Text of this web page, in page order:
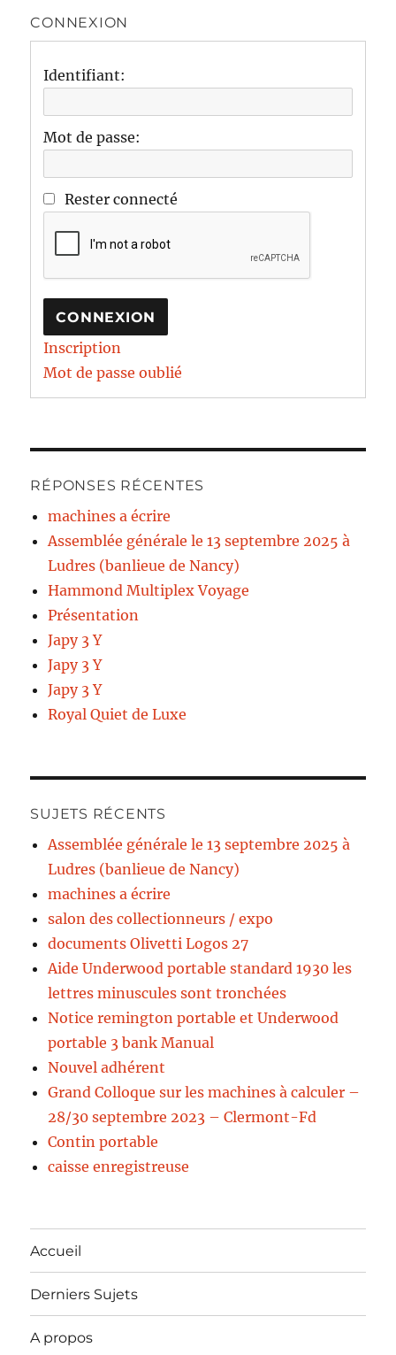
CONNEXION
Identifiant:
Mot de passe:
Rester connecté
CONNEXION
Inscription
Mot de passe oublié
RÉPONSES RÉCENTES
machines a écrire
Assemblée générale le 13 septembre 2025 à
Ludres (banlieue de Nancy)
Hammond Multiplex Voyage
Présentation
Japy 3 Y
Japy 3 Y
Japy 3 Y
Royal Quiet de Luxe
SUJETS RÉCENTS
Assemblée générale le 13 septembre 2025 à
Ludres (banlieue de Nancy)
machines a écrire
salon des collectionneurs / expo
documents Olivetti Logos 27
Aide Underwood portable standard 1930 les
lettres minuscules sont tronchées
Notice remington portable et Underwood
portable 3 bank Manual
Nouvel adhérent
Grand Colloque sur les machines à calculer –
28/30 septembre 2023 – Clermont-Fd
Contin portable
caisse enregistreuse
Accueil
Derniers Sujets
A propos